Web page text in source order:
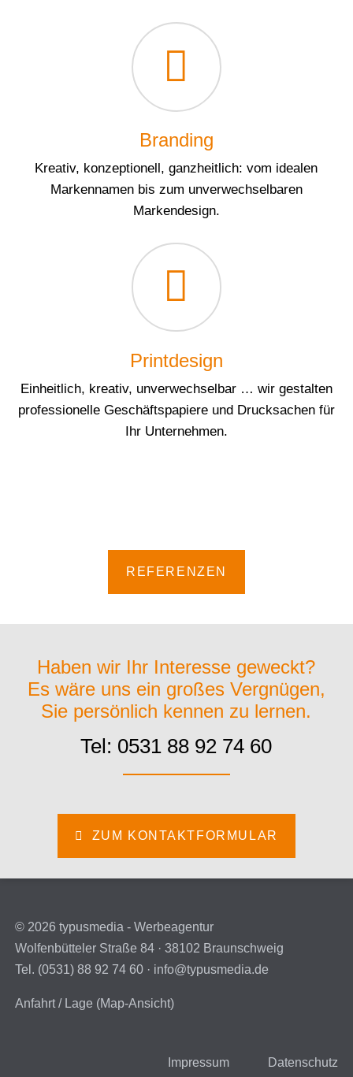
Branding
Kreativ, konzeptionell, ganzheitlich: vom idealen
Markennamen bis zum unverwechselbaren
Markendesign.
Printdesign
Einheitlich, kreativ, unverwechselbar … wir gestalten
professionelle Geschäftspapiere und Drucksachen für
Ihr Unternehmen.
REFERENZEN
Haben wir Ihr Interesse geweckt?
Es wäre uns ein großes Vergnügen,
Sie persönlich kennen zu lernen.
Tel: 0531 88 92 74 60
ZUM KONTAKTFORMULAR
© 2026 typusmedia - Werbeagentur
Wolfenbütteler Straße 84 · 38102 Braunschweig
Tel. (0531) 88 92 74 60 · info@typusmedia.de
Anfahrt / Lage (Map-Ansicht)
Impressum Datenschutz